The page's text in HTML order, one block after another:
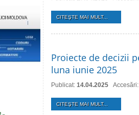
CITEŞTE MAI MULT...
Proiecte de decizii
luna iunie 2025
Publicat: 14.04.2025
CITEŞTE MAI MULT...